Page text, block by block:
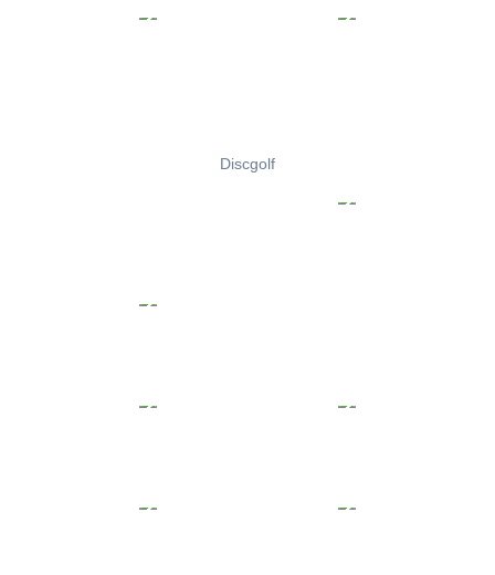
Discgolf